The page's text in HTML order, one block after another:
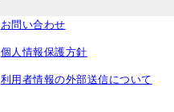
お問い合わせ
個人情報保護方針
利用者情報の外部送信について